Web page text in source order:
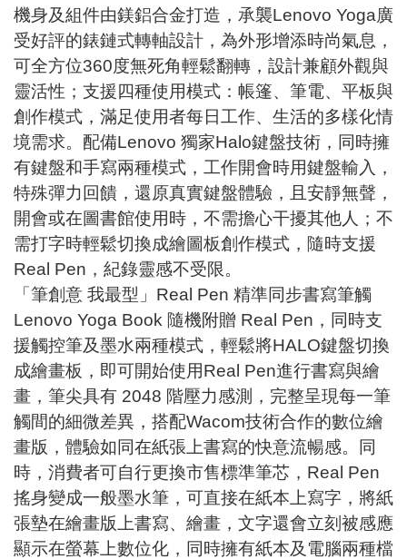
機身及組件由鎂鋁合金打造，承襲Lenovo Yoga廣
受好評的錶鏈式轉軸設計，為外形增添時尚氣息，
可全方位360度無死角輕鬆翻轉，設計兼顧外觀與
靈活性；支援四種使用模式：帳篷、筆電、平板與
創作模式，滿足使用者每日工作、生活的多樣化情
境需求。配備Lenovo 獨家Halo鍵盤技術，同時擁
有鍵盤和手寫兩種模式，工作開會時用鍵盤輸入，
特殊彈力回饋，還原真實鍵盤體驗，且安靜無聲，
開會或在圖書館使用時，不需擔心干擾其他人；不
需打字時輕鬆切換成繪圖板創作模式，隨時支援
Real Pen，紀錄靈感不受限。
「筆創意 我最型」Real Pen 精準同步書寫筆觸
Lenovo Yoga Book 隨機附贈 Real Pen，同時支
援觸控筆及墨水兩種模式，輕鬆將HALO鍵盤切換
成繪畫板，即可開始使用Real Pen進行書寫與繪
畫，筆尖具有 2048 階壓力感測，完整呈現每一筆
觸間的細微差異，搭配Wacom技術合作的數位繪
畫版，體驗如同在紙張上書寫的快意流暢感。同
時，消費者可自行更換市售標準筆芯，Real Pen
搖身變成一般墨水筆，可直接在紙本上寫字，將紙
張墊在繪畫版上書寫、繪畫，文字還會立刻被感應
顯示在螢幕上數位化，同時擁有紙本及電腦兩種檔